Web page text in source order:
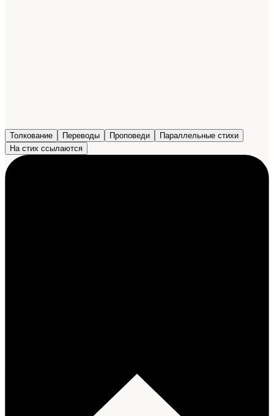
Толкование Переводы Проповеди
Параллельные стихи
На стих ссылаются